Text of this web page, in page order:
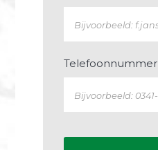
Telefoonnummer